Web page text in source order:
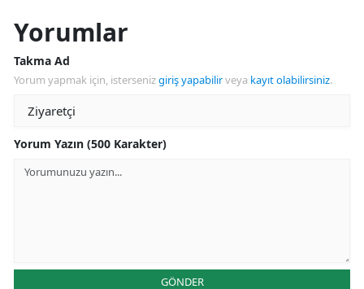
Yorumlar
Takma Ad
Yorum yapmak için, istersenizgiriş yapabilirveya kayıt olabilirsiniz.
Yorum Yazın (500 Karakter)
GÖNDER